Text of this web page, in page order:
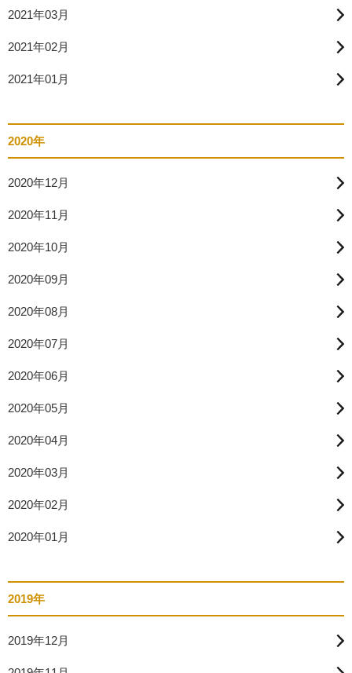
2021年03月
2021年02月
2021年01月
2020年
2020年12月
2020年11月
2020年10月
2020年09月
2020年08月
2020年07月
2020年06月
2020年05月
2020年04月
2020年03月
2020年02月
2020年01月
2019年
2019年12月